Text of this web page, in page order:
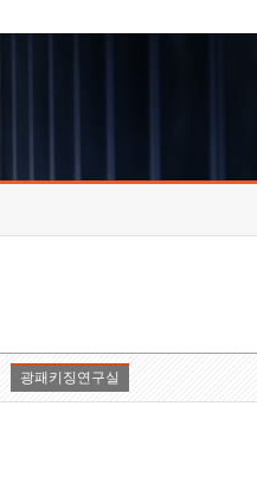
호남권연구본부
기획본부
광패키징연구실